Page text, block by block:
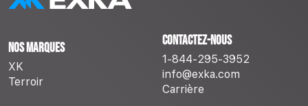
Nos marques
XK
Terroir
Contactez-nous
1-844-295-3952
info@exka.com
Carrière